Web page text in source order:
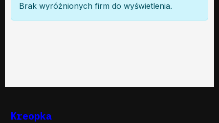
Brak wyróżnionych firm do wyświetlenia.
Kreopka